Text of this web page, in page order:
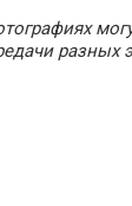
разных